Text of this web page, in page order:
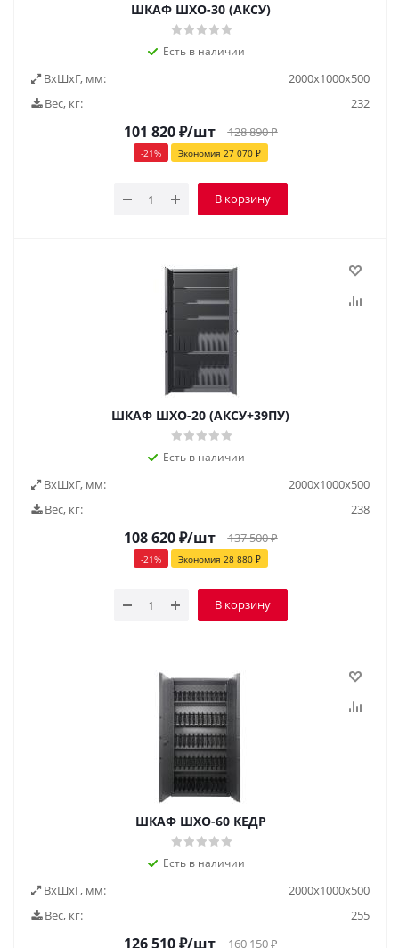
ШКАФ ШХО-30 (АКСУ)
Есть в наличии
ВxШxГ, мм:
2000x1000x500
Вес, кг:
232
101 820₽/шт 128 890₽
-21% Экономия 27 070₽
В корзину
ШКАФ ШХО-20 (АКСУ+39ПУ)
Есть в наличии
ВxШxГ, мм:
2000x1000x500
Вес, кг:
238
108 620₽/шт 137 500₽
-21% Экономия 28 880₽
В корзину
ШКАФ ШХО-60 КЕДР
Есть в наличии
ВxШxГ, мм:
2000x1000x500
Вес, кг:
255
126 510₽/шт 160 150₽